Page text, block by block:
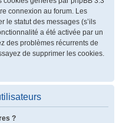
connexion au forum. Les
le statut des messages (s’ils
a été activée par un
des problèmes récurrents de
de supprimer les cookies.
?